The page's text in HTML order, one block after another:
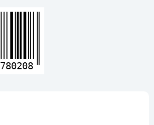
780208